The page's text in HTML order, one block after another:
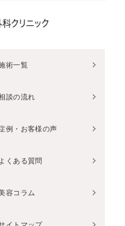
術一覧
談の流れ
例・お客様の声
くある質問
容コラム